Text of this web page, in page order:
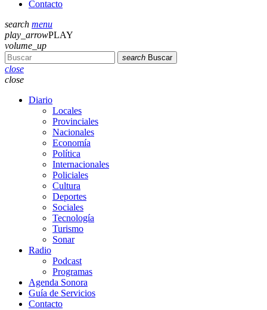
Contacto
search menu
play_arrowPLAY
volume_up
search Buscar
close
close
Diario
Locales
Provinciales
Nacionales
Economía
Política
Internacionales
Policiales
Cultura
Deportes
Sociales
Tecnología
Turismo
Sonar
Radio
Podcast
Programas
Agenda Sonora
Guía de Servicios
Contacto